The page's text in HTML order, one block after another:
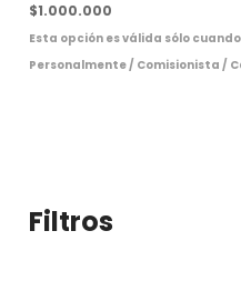
$1.000.000
Esta opción es válida sólo
Personalmente / Comisionista /
Filtros